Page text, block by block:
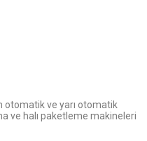
otomatik ve yarı otomatik
ve halı paketleme makineleri